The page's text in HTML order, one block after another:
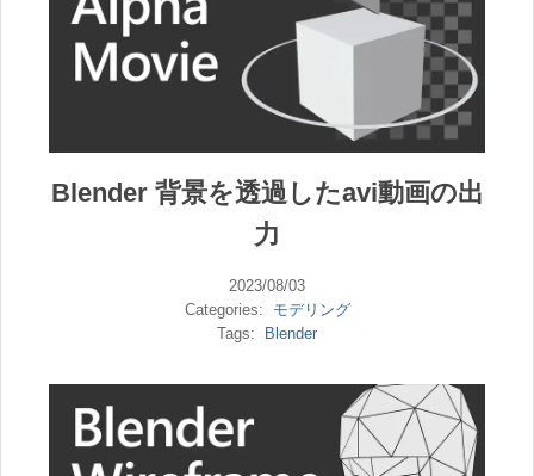
Blender 背景を透過したavi動画の出
力
2023/08/03
Categories:
モデリング
Tags:
Blender